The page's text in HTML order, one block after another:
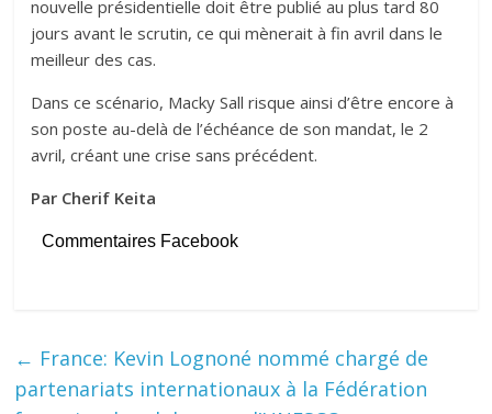
nouvelle présidentielle doit être publié au plus tard 80
jours avant le scrutin, ce qui mènerait à fin avril dans le
meilleur des cas.
Dans ce scénario, Macky Sall risque ainsi d’être encore à
son poste au-delà de l’échéance de son mandat, le 2
avril, créant une crise sans précédent.
Par Cherif Keita
Commentaires Facebook
← France: Kevin Lognoné nommé chargé de
partenariats internationaux à la Fédération